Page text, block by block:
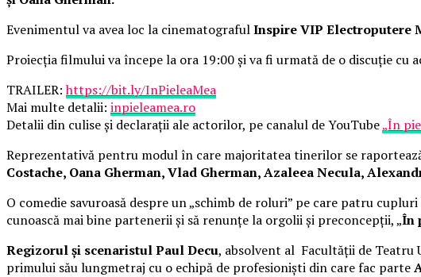
Evenimentul va avea loc la cinematografulInspire VIP Electroputere
Proiecția filmului va începe la ora 19:00 și va fi urmată de o discuție cu
TRAILER:https://bit.ly/InPieleaMea
Mai multe detalii: inpieleamea.ro
Detalii din culise și declarații ale actorilor, pe canalul de YouTube„În
Reprezentativă pentru modul în care majoritatea tinerilor se
Costache, Oana Gherman, Vlad Gherman, Azaleea Necula,
O comedie savuroasă despre un „schimb de roluri” pe care patru
cunoască mai bine partenerii și să renunțe la orgolii și preconcepții, „În
Regizorul și scenaristul Paul Decu, absolvent al Facultății de Teatru
primului său lungmetraj cu o echipă de profesioniști din care fac parte